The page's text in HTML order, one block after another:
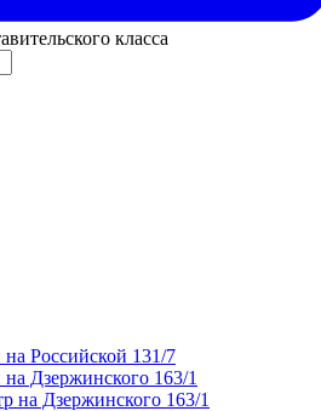
класса
Российской 131/7
Дзержинского 163/1
на Дзержинского 163/1